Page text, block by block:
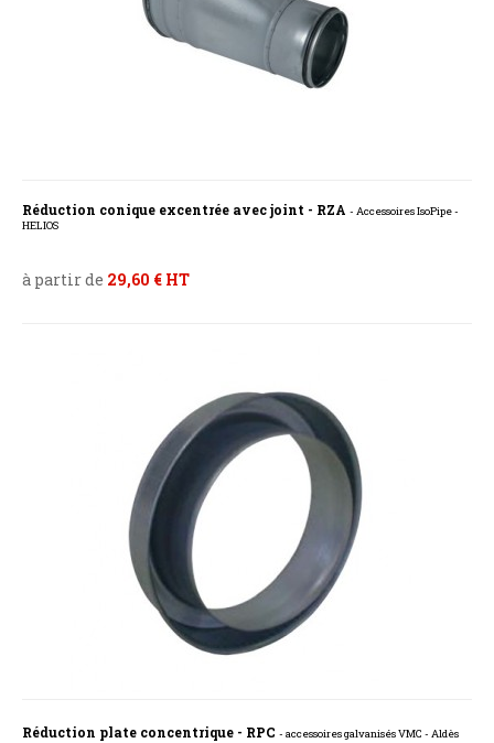
Réduction conique excentrée avec joint - RZA - Accessoires IsoPipe -
HELIOS
à partir de 29,60 € HT
Réduction plate concentrique - RPC - accessoires galvanisés VMC - Aldès